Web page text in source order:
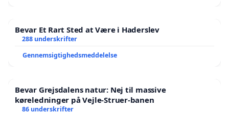
Bevar Et Rart Sted at Være i Haderslev
288 underskrifter
Gennemsigtighedsmeddelelse
Bevar Grejsdalens natur: Nej til massive
køreledninger på Vejle-Struer-banen
86 underskrifter